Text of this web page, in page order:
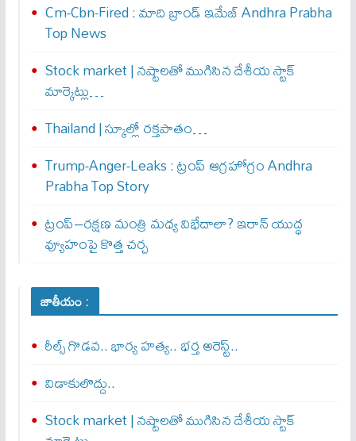
Cm-Cbn-Fired : మాది బ్రాండ్ ఇమేజ్ Andhra Prabha
Top News
Stock market | నష్టాలతో ముగిసిన దేశీయ స్టాక్
మార్కెట్లు…
Thailand | స్కూల్లో రక్తపాతం…
Trump-Anger-Leaks : ట్రంప్ ఆగ్ర‌హోగ్రం Andhra
Prabha Top Story
ట్రంప్–రక్షణ మంత్రి మధ్య విభేదాలా? ఇరాన్ యుద్ధ
వ్యూహంపై కొత్త చర్చ
జాతీయం :
రీల్స్ గొడవ.. భార్య హత్య.. భర్త అరెస్ట్..
విడాకులొద్దు..
Stock market | నష్టాలతో ముగిసిన దేశీయ స్టాక్